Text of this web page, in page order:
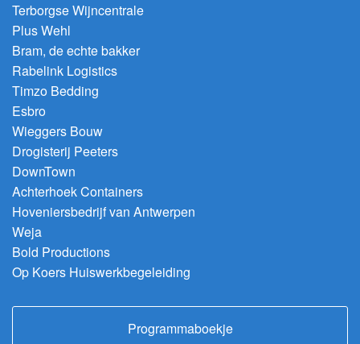
Terborgse Wijncentrale
Plus Wehl
Bram, de echte bakker
Rabelink Logistics
Timzo Bedding
Esbro
Wieggers Bouw
Drogisterij Peeters
DownTown
Achterhoek Containers
Hoveniersbedrijf van Antwerpen
Weja
Bold Productions
Op Koers Huiswerkbegeleiding
Programmaboekje